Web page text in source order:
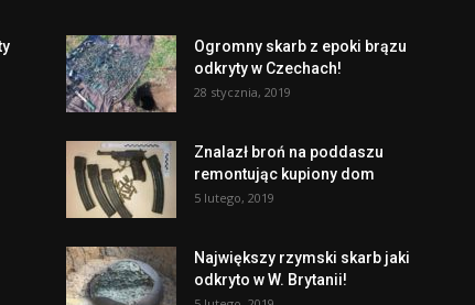
Ogromny skarb z epoki brązu
odkryty w Czechach!
28 stycznia, 2019
Znalazł broń na poddaszu
remontując kupiony dom
5 lutego, 2019
Największy rzymski skarb jaki
odkryto w W. Brytanii!